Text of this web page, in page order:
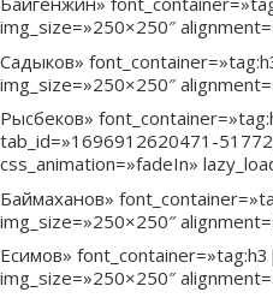
img_size=»250×250″
Садыков»
img_size=»250×250″
Рысбеков»
tab_id=»1696912620471-
css_animation=»fadeIn»
Баймаханов»
img_size=»250×250″
Есимов»
img_size=»250×250″